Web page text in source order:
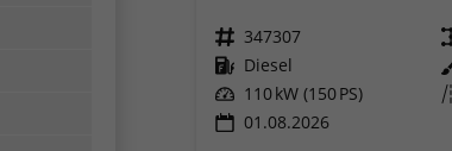
Fahrzeugnr. 347307
Kraftstoff Diesel
Leistung 110 kW (150 PS)
01.08.2026